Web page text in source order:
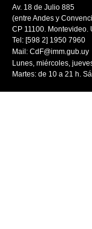
Av. 18 de Julio 885
(entre Andes y
CP 11100. Montevideo.
Tel: [598 2] 1950 7960
Mail: CdF@imm.gub.uy
Lunes, miércoles,
Martes: de 10 a 21 h.